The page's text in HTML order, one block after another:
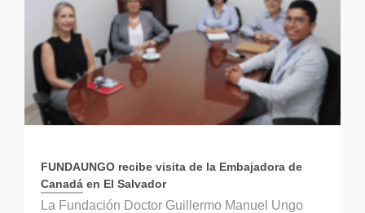
FUNDAUNGO recibe visita de la Embajadora de
Canadá en El Salvador
La Fundación Doctor Guillermo Manuel Ungo